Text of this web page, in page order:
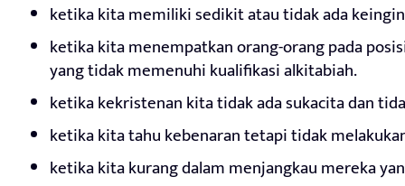
ketika kita memiliki sedikit atau tidak ada
ketika kita menempatkan orang-orang pada
yang tidak memenuhi kualifikasi alkitabiah.
ketika kekristenan kita tidak ada sukacita dan
ketika kita tahu kebenaran tetapi tidak
ketika kita kurang dalam menjangkau mereka